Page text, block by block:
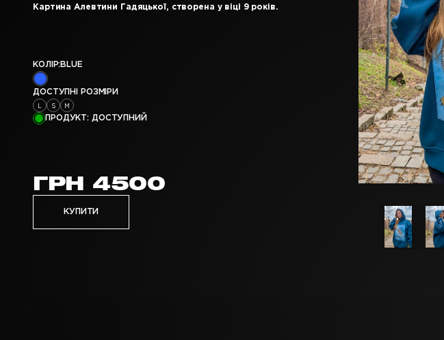
Картина Алевтини Гадяцької, створена у віці 9 років.
КОЛІР:BLUE
ДОСТУПНІ РОЗМІРИ
S M
ПРОДУКТ: ДОСТУПНИЙ
ГРН 4500
КУПИТИ